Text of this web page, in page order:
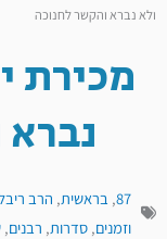
ולא נברא והקשר לחנוכה
מכירת
87
, בראשית, הרב
וזמנים, סדרות, רבנים,